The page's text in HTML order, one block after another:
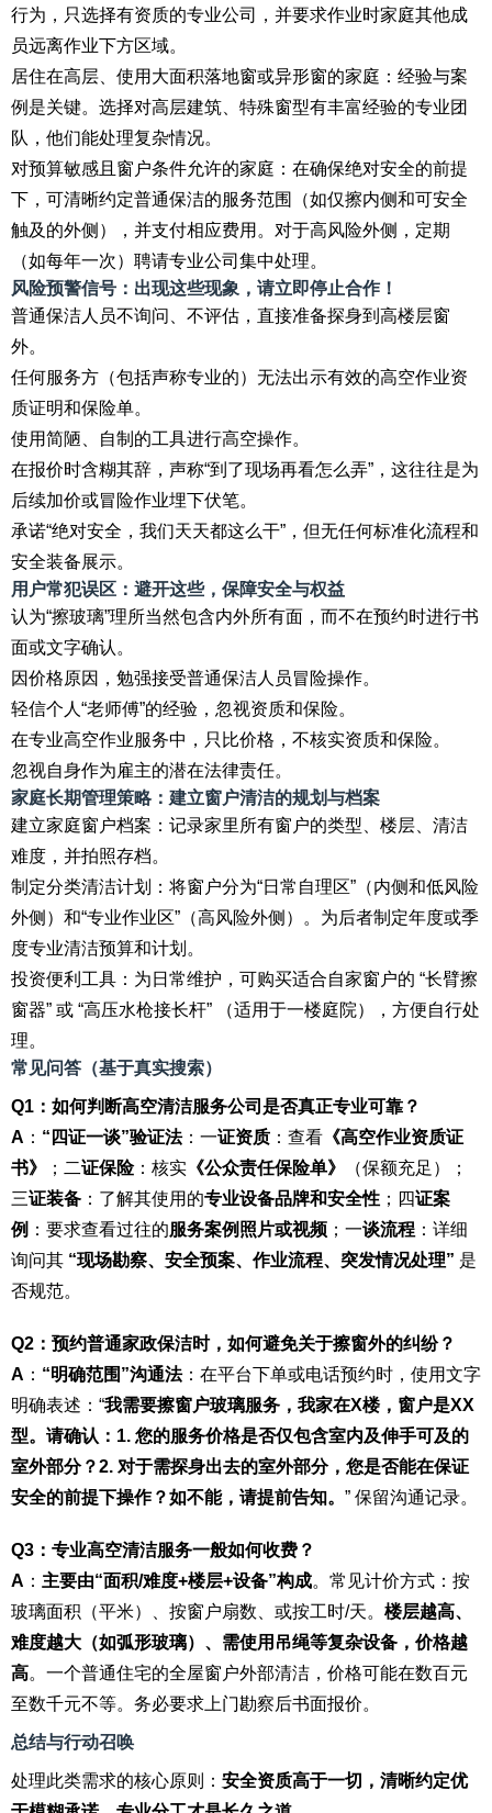
行为，只选择有资质的专业公司，并要求作业时家庭其他成
员远离作业下方区域。
居住在高层、使用大面积落地窗或异形窗的家庭：经验与案
例是关键。选择对高层建筑、特殊窗型有丰富经验的专业团
队，他们能处理复杂情况。
对预算敏感且窗户条件允许的家庭：在确保绝对安全的前提
下，可清晰约定普通保洁的服务范围（如仅擦内侧和可安全
触及的外侧），并支付相应费用。对于高风险外侧，定期
（如每年一次）聘请专业公司集中处理。
风险预警信号：出现这些现象，请立即停止合作！
普通保洁人员不询问、不评估，直接准备探身到高楼层窗
外。
任何服务方（包括声称专业的）无法出示有效的高空作业资
质证明和保险单。
使用简陋、自制的工具进行高空操作。
在报价时含糊其辞，声称“到了现场再看怎么弄”，这往往是为
后续加价或冒险作业埋下伏笔。
承诺“绝对安全，我们天天都这么干”，但无任何标准化流程和
安全装备展示。
用户常犯误区：避开这些，保障安全与权益
认为“擦玻璃”理所当然包含内外所有面，而不在预约时进行书
面或文字确认。
因价格原因，勉强接受普通保洁人员冒险操作。
轻信个人“老师傅”的经验，忽视资质和保险。
在专业高空作业服务中，只比价格，不核实资质和保险。
忽视自身作为雇主的潜在法律责任。
家庭长期管理策略：建立窗户清洁的规划与档案
建立家庭窗户档案：记录家里所有窗户的类型、楼层、清洁
难度，并拍照存档。
制定分类清洁计划：将窗户分为“日常自理区”（内侧和低风险
外侧）和“专业作业区”（高风险外侧）。为后者制定年度或季
度专业清洁预算和计划。
投资便利工具：为日常维护，可购买适合自家窗户的 “长臂擦
窗器” 或 “高压水枪接长杆” （适用于一楼庭院），方便自行处
理。
常见问答（基于真实搜索）
Q1：如何判断高空清洁服务公司是否真正专业可靠？
A ： “四证一谈”验证法：一证资质 ：查看 《高空作业资质证
书》
；二证保险：核实 《公众责任保险单》
（保额充足）；
三证装备 ：了解其使用的专业设备品牌和安全性 ；四证案
例 ：要求查看过往的服务案例照片或视频 ；一谈流程 ：详细
询问其 “现场勘察、安全预案、作业流程、突发情况处理” 是
否规范。
Q2：预约普通家政保洁时，如何避免关于擦窗外的纠纷？
A ： “明确范围”沟通法：在平台下单或电话预约时，使用文字
明确表述：“我需要擦窗户玻璃服务，我家在X楼，窗户是XX
型。请确认：1. 您的服务价格是否仅包含室内及伸手可及的
室外部分？2. 对于需探身出去的室外部分，您是否能在保证
安全的前提下操作？如不能，请提前告知。 ” 保留沟通记录。
Q3：专业高空清洁服务一般如何收费？
A ： 主要由“面积/难度+楼层+设备”构成。常见计价方式：按
玻璃面积（平米）、按窗户扇数、或按工时/天。 楼层越高、
难度越大（如弧形玻璃）、需使用吊绳等复杂设备，价格越
高。一个普通住宅的全屋窗户外部清洁，价格可能在数百元
至数千元不等。务必要求上门勘察后书面报价。
总结与行动召唤
处理此类需求的核心原则： 安全资质高于一切，清晰约定优